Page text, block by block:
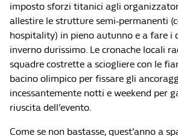
imposto sforzi titanici agli
allestire le strutture semi-permanenti
hospitality) in pieno autunno e a fare i
inverno durissimo. Le cronache locali
squadre costrette a sciogliere con le
bacino olimpico per fissare gli
incessantemente notti e weekend per
riuscita dell’evento.
Come se non bastasse, quest’anno a